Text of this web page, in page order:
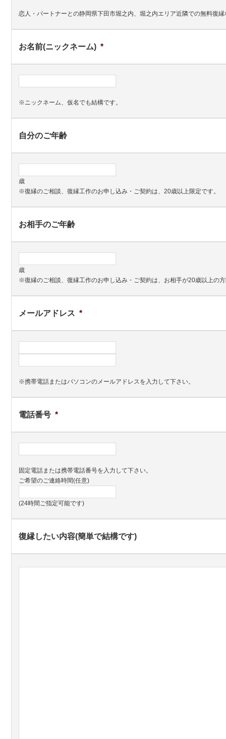
恋人・パートナーとの静岡県下田市堀之内、堀之内エリア近隣での無料復縁
お名前(ニックネーム) *
※ニックネーム、仮名でも結構です。
自分のご年齢
歳
※復縁のご相談、復縁工作のお申し込み・ご契約は、20歳以上限定です。
お相手のご年齢
歳
※復縁のご相談、復縁工作のお申し込み・ご契約は、お相手が20歳以上の
メールアドレス *
※携帯電話またはパソコンのメールアドレスを入力して下さい。
電話番号 *
固定電話または携帯電話番号を入力して下さい。
ご希望のご連絡時間(任意)
(24時間ご指定可能です)
復縁したい内容(簡単で結構です)